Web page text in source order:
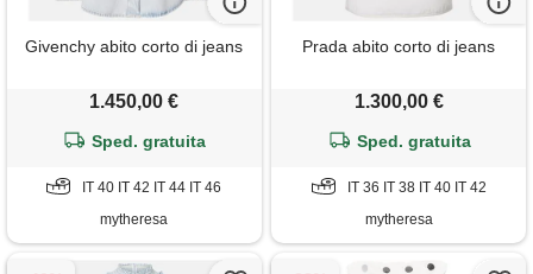
Givenchy abito corto di jeans
1.450,00 €
Sped. gratuita
IT 40 IT 42 IT 44 IT 46
mytheresa
Prada abito corto di jeans
1.300,00 €
Sped. gratuita
IT 36 IT 38 IT 40 IT 42
mytheresa